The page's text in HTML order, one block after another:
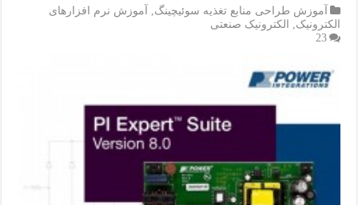
آموزش طراحی منابع تغذیه سوئیچینگ ,آموزش نرم افزارهای
الکترونیک
الکترونیک صنعتی
23